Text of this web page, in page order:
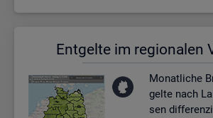
Ent­gel­te im re­gio­na­len
Mo­nat­li­che
gel­te nach
sen